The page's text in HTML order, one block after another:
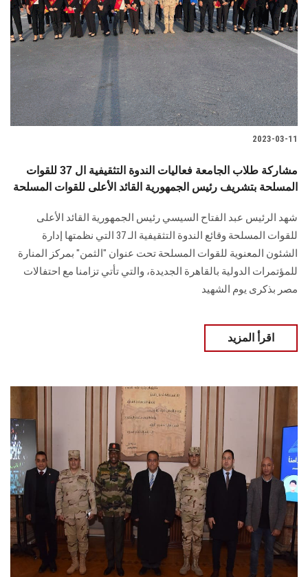
2023-03-11
مشاركة طلاب الجامعة فعاليات الندوة التثقيفية ال 37 للقوات
المسلحة بتشريف رئيس الجمهورية القائد الأعلى للقوات المسلحة
شهد الرئيس عبد الفتاح السيسي رئيس الجمهورية القائد الأعلى
للقوات المسلحة وقائع الندوة التثقيفية الـ 37 التي نظمتها إدارة
الشئون المعنوية للقوات المسلحة تحت عنوان "الثمن" بمركز المنارة
للمؤتمرات الدولية بالقاهرة الجديدة، والتي تأتي تزامنا مع احتفالات
مصر بذكرى يوم الشهيد
اقرأ المزيد